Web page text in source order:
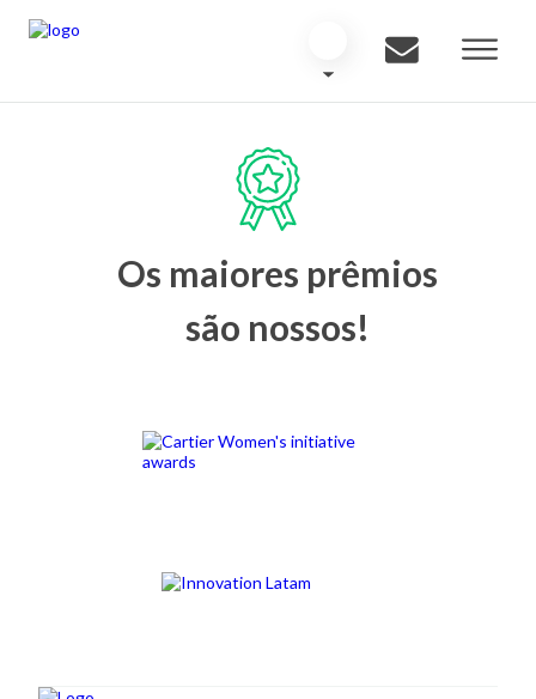
Os maiores prêmios
são nossos!